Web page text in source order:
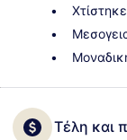
Τέλη και